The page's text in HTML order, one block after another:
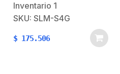
Inventario 1
SKU: SLM-S4G
$ 175.506